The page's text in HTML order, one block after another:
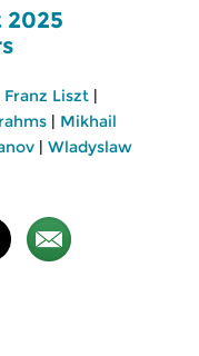
2025
Franz Liszt |
| Mikhail
| Wladyslaw